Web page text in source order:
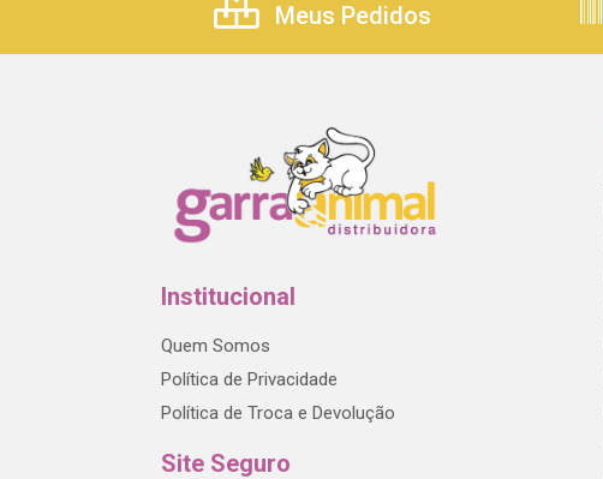
Meus Pedidos
Institucional
Quem Somos
Política de Privacidade
Política de Troca e Devolução
Site Seguro